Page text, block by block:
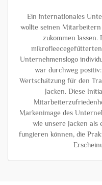
Ein internationales
wollte seinen
zukommen lassen.
mikrofleecegefütterten
Unternehmenslogo
war durchweg
Wertschätzung für den
Jacken. Diese
Markenimage des
wie unsere Jacken
fungieren können, die